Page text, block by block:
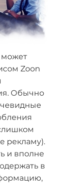
может
Zoon
Обычно
рекламу).
и вполне
в